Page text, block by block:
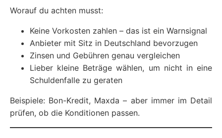
Worauf du achten musst:
Keine Vorkosten zahlen – das ist ein Warnsignal
Anbieter mit Sitz in Deutschland bevorzugen
Zinsen und Gebühren genau vergleichen
Lieber kleine Beträge wählen, um nicht in eine
Schuldenfalle zu geraten
Beispiele: Bon-Kredit, Maxda – aber immer im Detail
prüfen, ob die Konditionen passen.